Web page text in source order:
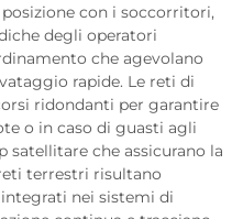
con i soccorritori,
degli operatori
che agevolano
rapide. Le reti di
ridondanti per garantire
o in caso di guasti agli
che assicurano la
terrestri risultano
nei sistemi di